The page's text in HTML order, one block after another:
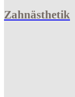
Zahnästhetik